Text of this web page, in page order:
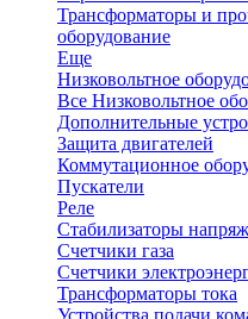
Трансформаторы и
оборудование
Еще
Низковольтное
Все Низковольтное
Дополнительные
Защита двигателей
Коммутационное
Пускатели
Реле
Стабилизаторы
Счетчики газа
Счетчики
Трансформаторы тока
Устройства подачи